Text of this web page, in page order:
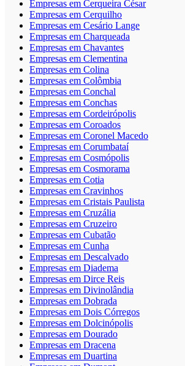
Empresas em Cerqueira César
Empresas em Cerquilho
Empresas em Cesário Lange
Empresas em Charqueada
Empresas em Chavantes
Empresas em Clementina
Empresas em Colina
Empresas em Colômbia
Empresas em Conchal
Empresas em Conchas
Empresas em Cordeirópolis
Empresas em Coroados
Empresas em Coronel Macedo
Empresas em Corumbataí
Empresas em Cosmópolis
Empresas em Cosmorama
Empresas em Cotia
Empresas em Cravinhos
Empresas em Cristais Paulista
Empresas em Cruzália
Empresas em Cruzeiro
Empresas em Cubatão
Empresas em Cunha
Empresas em Descalvado
Empresas em Diadema
Empresas em Dirce Reis
Empresas em Divinolândia
Empresas em Dobrada
Empresas em Dois Córregos
Empresas em Dolcinópolis
Empresas em Dourado
Empresas em Dracena
Empresas em Duartina